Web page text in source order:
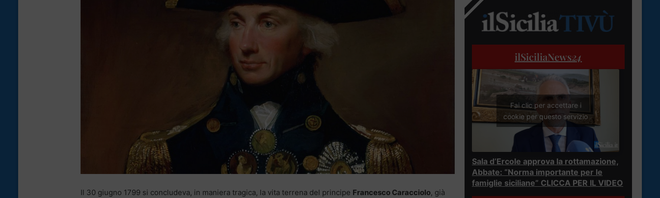
Il 30 giugno 1799 si concludeva, in maniera tragica, la vita terrena del principe Francesco Caracciolo, già
ilSiciliaNews24
Fai clic per accettare i
cookie per questo servizio
Sala d’Ercole approva la rottamazione,
Abbate: “Norma importante per le
famiglie siciliane” CLICCA PER IL VIDEO